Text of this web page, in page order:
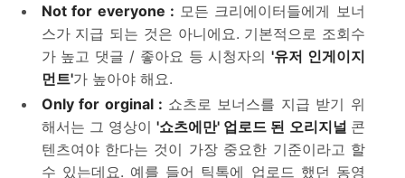
Not for everyone : 모든 크리에이터들에게 보너
스가 지급 되는 것은 아니에요. 기본적으로 조회수
가 높고 댓글 / 좋아요 등 시청자의'유저 인게이지
먼트'가 높아야 해요.
Only for orginal : 쇼츠로 보너스를 지급 받기 위
해서는 그 영상이 '쇼츠에만' 업로드 된 오리지널 콘
텐츠여야 한다는 것이 가장 중요한 기준이라고 할
수 있는데요. 예를 들어 틱톡에 업로드 했던 동영